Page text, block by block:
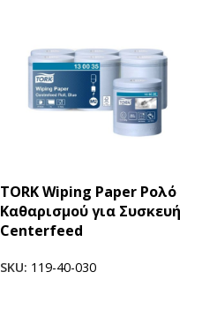
TORK Wiping Paper Ρολό
Καθαρισμού για Συσκευή
Centerfeed
SKU: 119-40-030